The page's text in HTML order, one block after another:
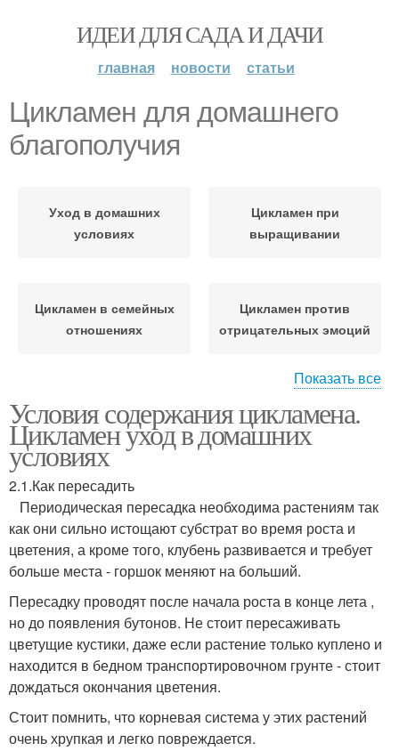
ИДЕИ ДЛЯ САДА И ДАЧИ
главная новости статьи
Цикламен для домашнего
благополучия
Уход в домашних
условиях
Цикламен при
выращивании
Цикламен в семейных
отношениях
Цикламен против
отрицательных эмоций
Цикламен для силы Цикламен в доме
Показать все
Условия содержания цикламена.
Цикламен уход в домашних
условиях
2.1.Как пересадить
Периодическая пересадка необходима растениям так
как они сильно истощают субстрат во время роста и
цветения, а кроме того, клубень развивается и требует
больше места - горшок меняют на больший.
Пересадку проводят после начала роста в конце лета ,
но до появления бутонов. Не стоит пересаживать
цветущие кустики, даже если растение только куплено и
находится в бедном транспортировочном грунте - стоит
дождаться окончания цветения.
Стоит помнить, что корневая система у этих растений
очень хрупкая и легко повреждается.